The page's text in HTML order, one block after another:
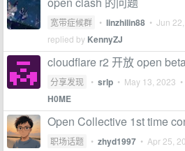
宽带症候群 • linzhilin88 • Jun
replied by KennyZJ
cloudflare r2 开放 open
分享发现 • srlp • May 13, 2023
H0ME
Open Collective 1st time
职场话题 • zhyd1997 • Apr 25,